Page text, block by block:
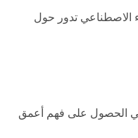
الاصطناعي تدور حول
الحصول على فهم أعمق